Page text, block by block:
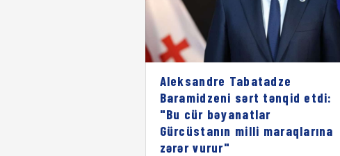
Aleksandre Tabatadze
Baramidzeni sərt tənqid etdi:
"Bu cür bəyanatlar
Gürcüstanın milli maraqlarına
zərər vurur"